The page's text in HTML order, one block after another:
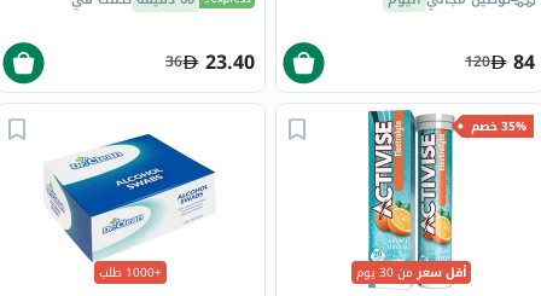
84
120
23.40
36
35% خصم
أقل سعرمن 30 يوم +1000 طلب